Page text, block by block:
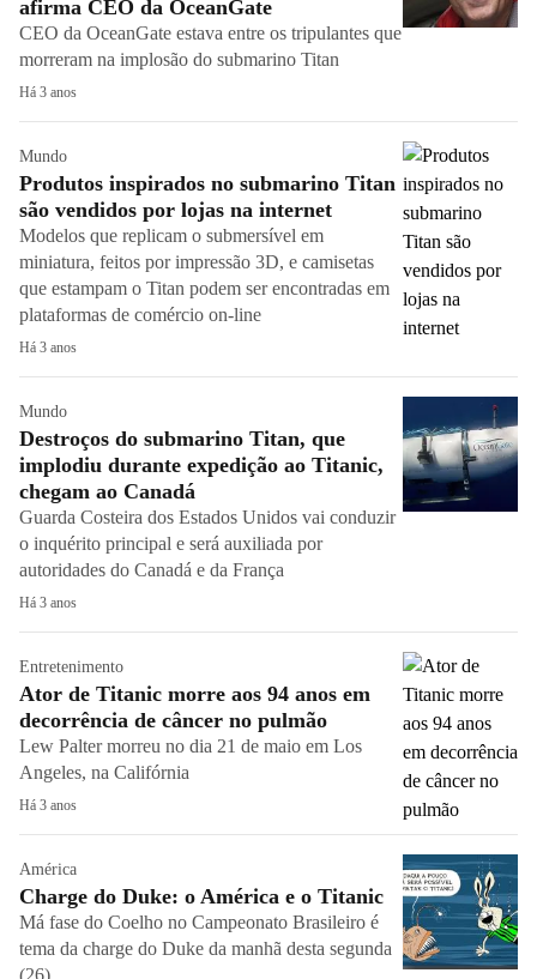
afirma CEO da OceanGate
CEO da OceanGate estava entre os tripulantes que
morreram na implosão do submarino Titan
Há 3 anos
Mundo
Produtos inspirados no submarino Titan
são vendidos por lojas na internet
Modelos que replicam o submersível em
miniatura, feitos por impressão 3D, e camisetas
que estampam o Titan podem ser encontradas em
plataformas de comércio on-line
Há 3 anos
Mundo
Destroços do submarino Titan, que
implodiu durante expedição ao Titanic,
chegam ao Canadá
Guarda Costeira dos Estados Unidos vai conduzir
o inquérito principal e será auxiliada por
autoridades do Canadá e da França
Há 3 anos
Entretenimento
Ator de Titanic morre aos 94 anos em
decorrência de câncer no pulmão
Lew Palter morreu no dia 21 de maio em Los
Angeles, na Califórnia
Há 3 anos
América
Charge do Duke: o América e o Titanic
Má fase do Coelho no Campeonato Brasileiro é
tema da charge do Duke da manhã desta segunda
(26)